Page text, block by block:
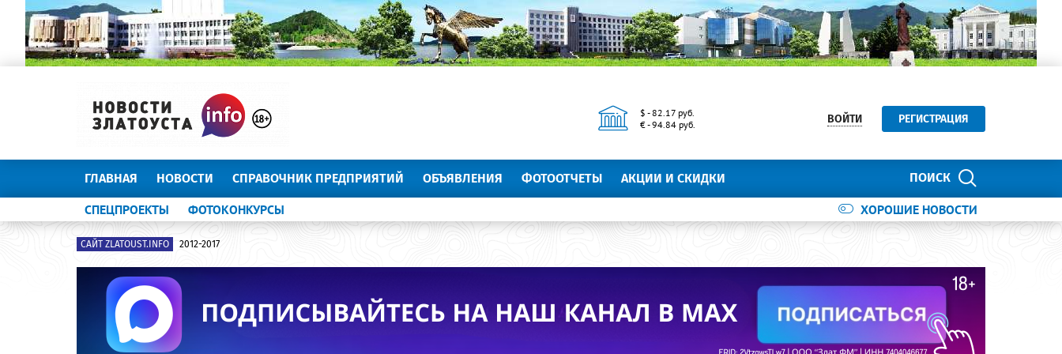
$ - 82.17 руб.
€ - 94.84 руб.
ВОЙТИ РЕГИСТРАЦИЯ
ПОИСК
ГЛАВНАЯ НОВОСТИ СПРАВОЧНИК ПРЕДПРИЯТИЙ ОБЪЯВЛЕНИЯ ФОТООТЧЕТЫ АКЦИИ И СКИДКИ
ХОРОШИЕ НОВОСТИ
СПЕЦПРОЕКТЫ ФОТОКОНКУРСЫ
САЙТ ZLATOUST.INFO 2012-2017